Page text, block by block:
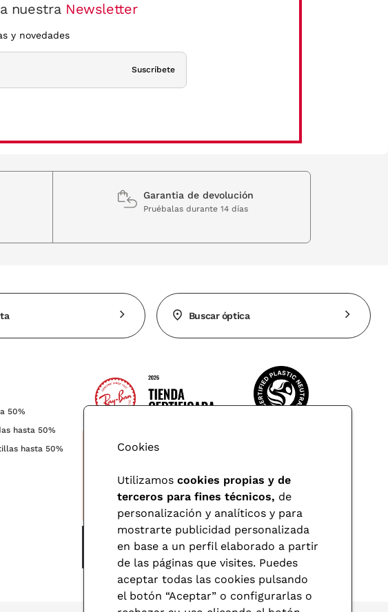
nuestra Newsletter
y novedades
Suscríbete
Garantia de devolución
Pruébalas durante 14 días
Buscar óptica
50%
hasta 50%
hasta 50%
Cookies
Utilizamos cookies propias y de
terceros para fines técnicos, de
personalización y analíticos y para
mostrarte publicidad personalizada
en base a un perfil elaborado a partir
de las páginas que visites. Puedes
aceptar todas las cookies pulsando
el botón “Aceptar” o configurarlas o